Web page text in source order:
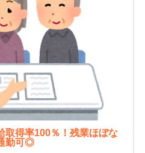
取得率100％！残業ほぼな
勤可◎